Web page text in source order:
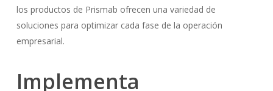
los productos de Prismab ofrecen una variedad de
soluciones para optimizar cada fase de la operación
empresarial.
Implementa